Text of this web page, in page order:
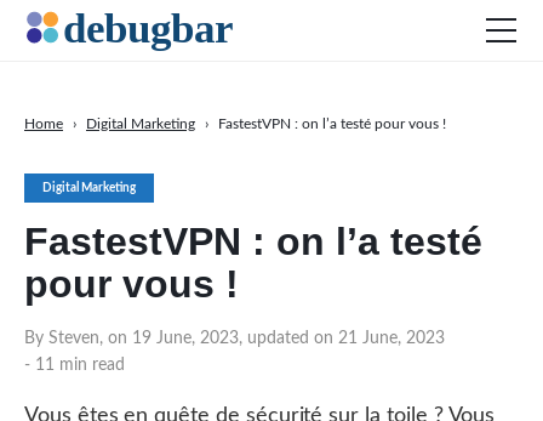
Digital Marketing
FastestVPN : on l’a testé
pour vous !
By Steven, on 19 June, 2023, updated on 21 June, 2023
- 11 min read
Home › Digital Marketing › FastestVPN : on l’a testé pour vous !
Vous êtes en quête de sécurité sur la toile ? Vous
Productivité
Digital Marketing
SEO